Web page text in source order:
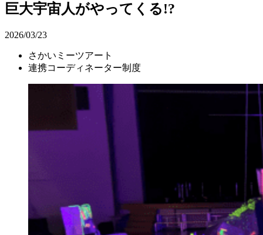
巨大宇宙人がやってくる!?
2026/03/23
さかいミーツアート
連携コーディネーター制度